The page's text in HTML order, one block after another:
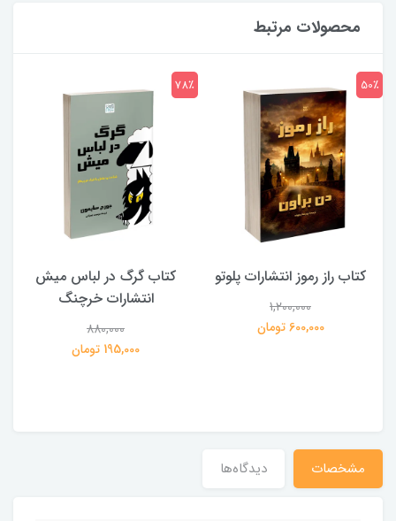
محصولات مرتبط
کتاب راز رموز انتشارات پلوتو
1,200,000
600,000 تومان
50٪
کتاب گرگ در لباس میش
انتشارات خرچنگ
880,000
195,000 تومان
78٪
مشخصات دیدگاه‌ها